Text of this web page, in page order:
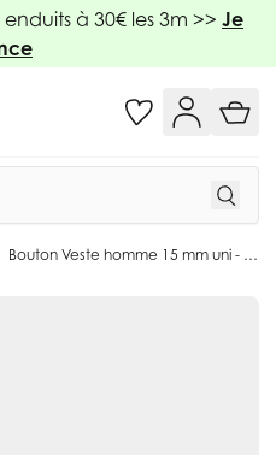
à 30€ les 3m >> Je
Bouton Veste homme 15 mm uni - Gris